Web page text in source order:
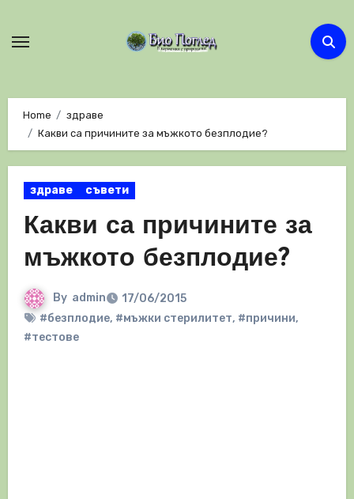
Home
здраве
Какви са причините за мъжкото безплодие?
здраве съвети
Какви са причините за
мъжкото безплодие?
By admin
17/06/2015
#безплодие, #мъжки стерилитет, #причини,
#тестове